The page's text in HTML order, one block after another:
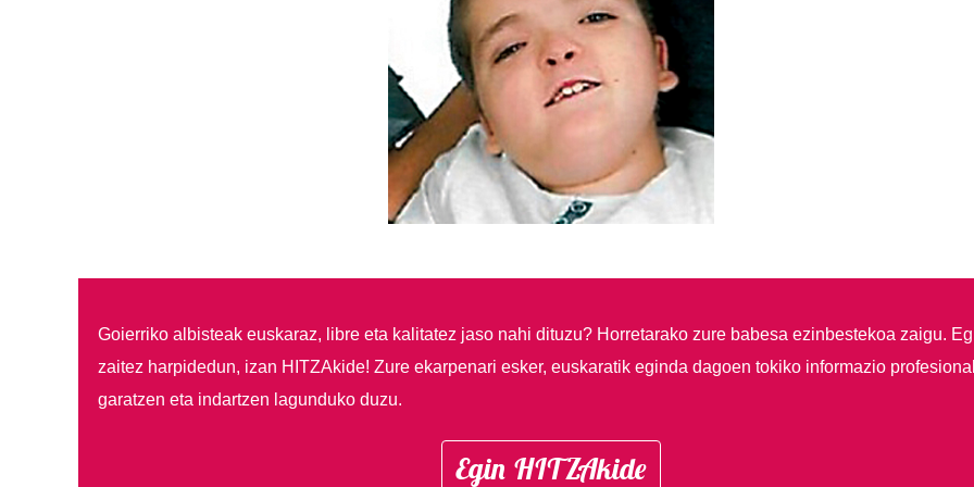
Goierriko albisteak euskaraz, libre eta kalitatez jaso nahi dituzu? Horretarako zure babesa ezinbestekoa zaigu.
zaitez harpidedun, izan HITZAkide! Zure ekarpenari esker, euskaratik eginda dagoen tokiko informazio
garatzen eta indartzen lagunduko duzu.
Egin HITZAkide